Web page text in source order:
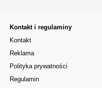
Kontakt i regulaminy
Kontakt
Reklama
Polityka prywatności
Regulamin